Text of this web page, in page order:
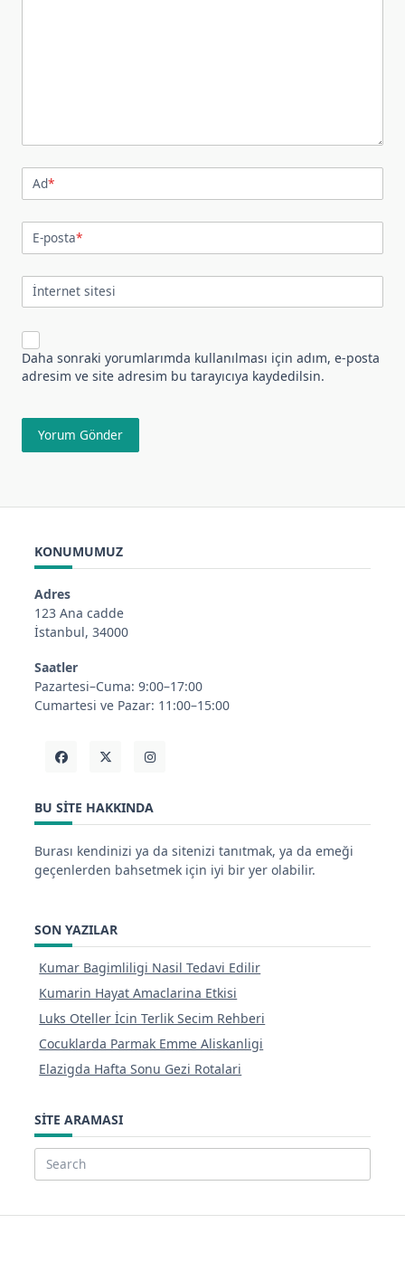
Ad*
E-posta*
İnternet sitesi
Daha sonraki yorumlarımda kullanılması için adım, e-posta
adresim ve site adresim bu tarayıcıya kaydedilsin.
KONUMUMUZ
Adres
123 Ana cadde
İstanbul, 34000
Saatler
Pazartesi–Cuma: 9:00–17:00
Cumartesi ve Pazar: 11:00–15:00
BU SITE HAKKINDA
Burası kendinizi ya da sitenizi tanıtmak, ya da emeği
geçenlerden bahsetmek için iyi bir yer olabilir.
SON YAZILAR
Kumar Bagimliligi Nasil Tedavi Edilir
Kumarin Hayat Amaclarina Etkisi
Luks Oteller İcin Terlik Secim Rehberi
Cocuklarda Parmak Emme Aliskanligi
Elazigda Hafta Sonu Gezi Rotalari
SITE ARAMASI
Search